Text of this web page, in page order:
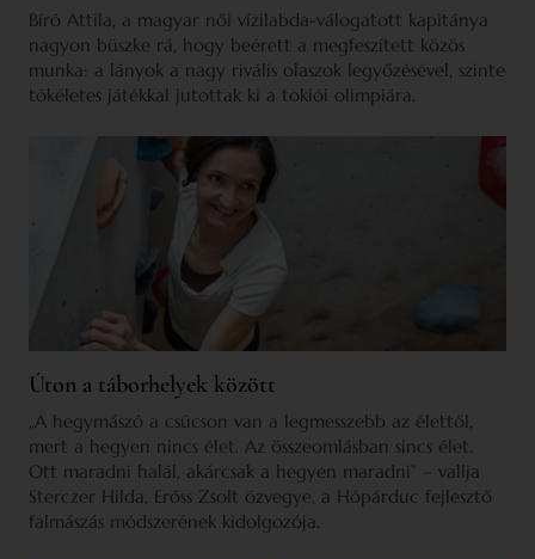
Bíró Attila, a magyar női vízilabda-válogatott kapitánya
nagyon büszke rá, hogy beérett a megfeszített közös
munka: a lányok a nagy rivális olaszok legyőzésével, szinte
tökéletes játékkal jutottak ki a tokiói olimpiára.
Úton a táborhelyek között
„A hegymászó a csúcson van a legmesszebb az élettől,
mert a hegyen nincs élet. Az összeomlásban sincs élet.
Ott maradni halál, akárcsak a hegyen maradni” – vallja
Sterczer Hilda, Erőss Zsolt özvegye, a Hópárduc fejlesztő
falmászás módszerének kidolgozója.